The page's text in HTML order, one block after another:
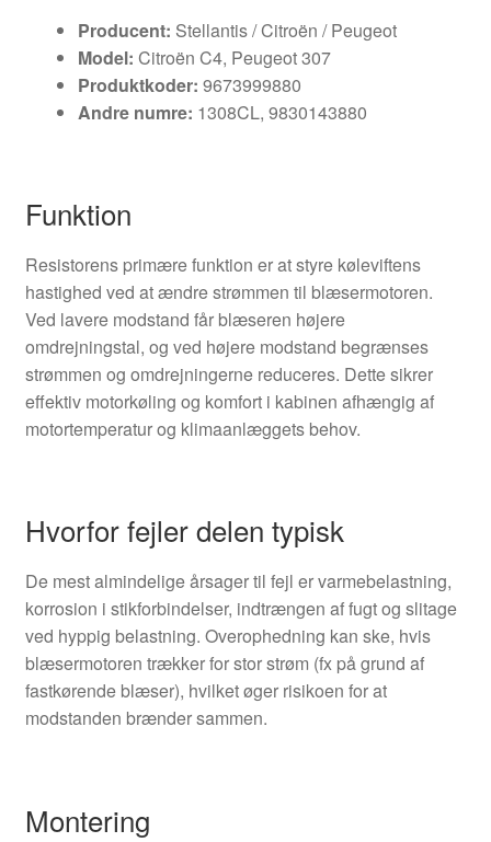
Producent: Stellantis / Citroën / Peugeot
Model: Citroën C4, Peugeot 307
Produktkoder: 9673999880
Andre numre: 1308CL, 9830143880
Funktion
Resistorens primære funktion er at styre køleviftens
hastighed ved at ændre strømmen til blæsermotoren.
Ved lavere modstand får blæseren højere
omdrejningstal, og ved højere modstand begrænses
strømmen og omdrejningerne reduceres. Dette sikrer
effektiv motorkøling og komfort i kabinen afhængig af
motortemperatur og klimaanlæggets behov.
Hvorfor fejler delen typisk
De mest almindelige årsager til fejl er varmebelastning,
korrosion i stikforbindelser, indtrængen af fugt og slitage
ved hyppig belastning. Overophedning kan ske, hvis
blæsermotoren trækker for stor strøm (fx på grund af
fastkørende blæser), hvilket øger risikoen for at
modstanden brænder sammen.
Montering